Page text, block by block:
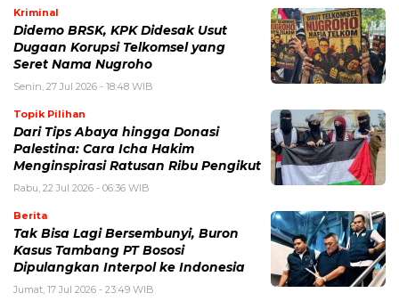
Kriminal
Didemo BRSK, KPK Didesak Usut
Dugaan Korupsi Telkomsel yang
Seret Nama Nugroho
Senin, 27 Jul 2026 - 18:48 WIB
Topik Pilihan
Dari Tips Abaya hingga Donasi
Palestina: Cara Icha Hakim
Menginspirasi Ratusan Ribu Pengikut
Rabu, 22 Jul 2026 - 06:36 WIB
Berita
Tak Bisa Lagi Bersembunyi, Buron
Kasus Tambang PT Bososi
Dipulangkan Interpol ke Indonesia
Jumat, 17 Jul 2026 - 23:49 WIB